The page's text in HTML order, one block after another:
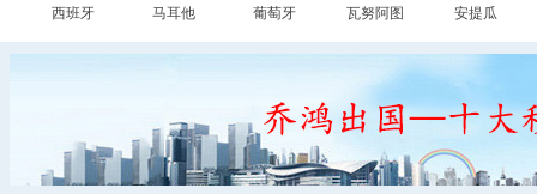
西班牙 马耳他 葡萄牙 瓦努阿图 安提瓜